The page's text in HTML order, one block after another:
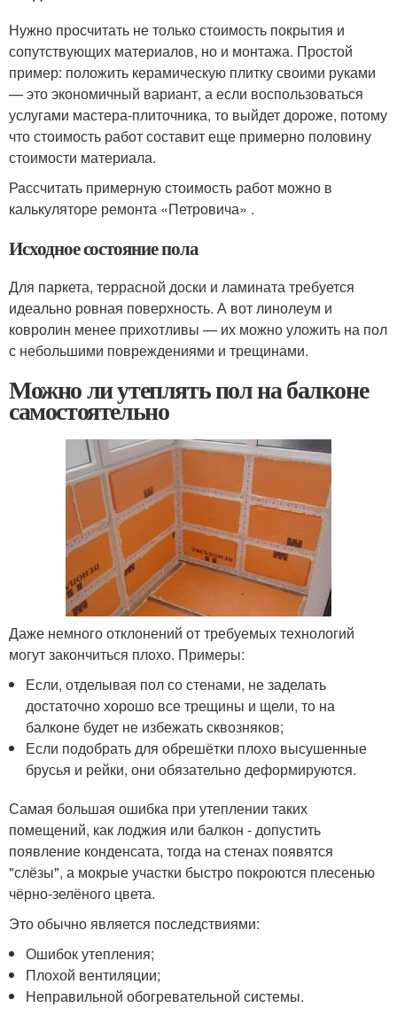
Нужно просчитать не только стоимость покрытия и
сопутствующих материалов, но и монтажа. Простой
пример: положить керамическую плитку своими руками
— это экономичный вариант, а если воспользоваться
услугами мастера-плиточника, то выйдет дороже, потому
что стоимость работ составит еще примерно половину
стоимости материала.
Рассчитать примерную стоимость работ можно в
калькуляторе ремонта «Петровича» .
Исходное состояние пола
Для паркета, террасной доски и ламината требуется
идеально ровная поверхность. А вот линолеум и
ковролин менее прихотливы — их можно уложить на пол
с небольшими повреждениями и трещинами.
Можно ли утеплять пол на балконе
самостоятельно
Даже немного отклонений от требуемых технологий
могут закончиться плохо. Примеры:
Если, отделывая пол со стенами, не заделать
достаточно хорошо все трещины и щели, то на
балконе будет не избежать сквозняков;
Если подобрать для обрешётки плохо высушенные
брусья и рейки, они обязательно деформируются.
Самая большая ошибка при утеплении таких
помещений, как лоджия или балкон - допустить
появление конденсата, тогда на стенах появятся
"слёзы", а мокрые участки быстро покроются плесенью
чёрно-зелёного цвета.
Это обычно является последствиями:
Ошибок утепления;
Плохой вентиляции;
Неправильной обогревательной системы.